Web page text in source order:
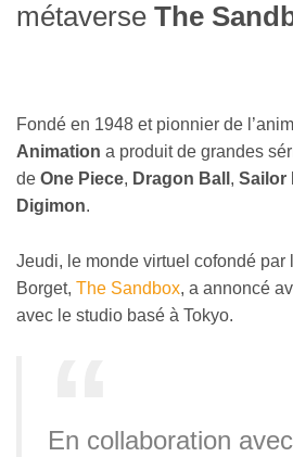
métaverse The
Fondé en 1948 et pionnier de
Animation a produit de grandes
de One Piece, Dragon Ball , Sailor
Digimon.
Jeudi, le monde virtuel cofondé par
Borget, The Sandbox, a annoncé
avec le studio basé à Tokyo.
En collaboration